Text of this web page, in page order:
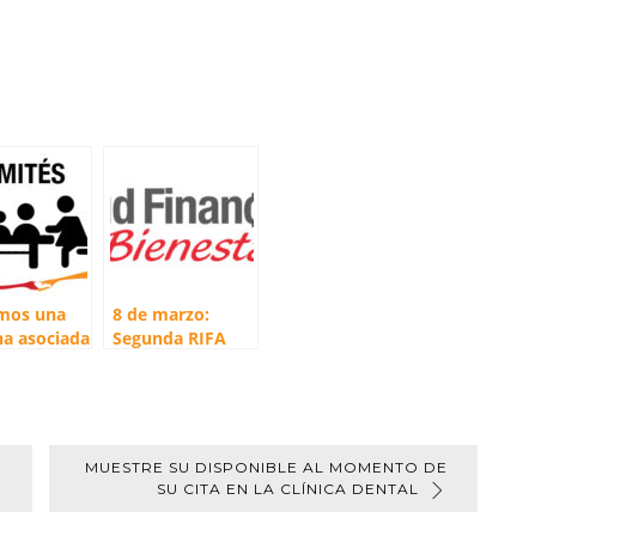
una
asociada
8 de marzo:
Segunda RIFA
MUESTRE SU DISPONIBLE AL MOMENTO DE
SU CITA EN LA CLÍNICA DENTAL